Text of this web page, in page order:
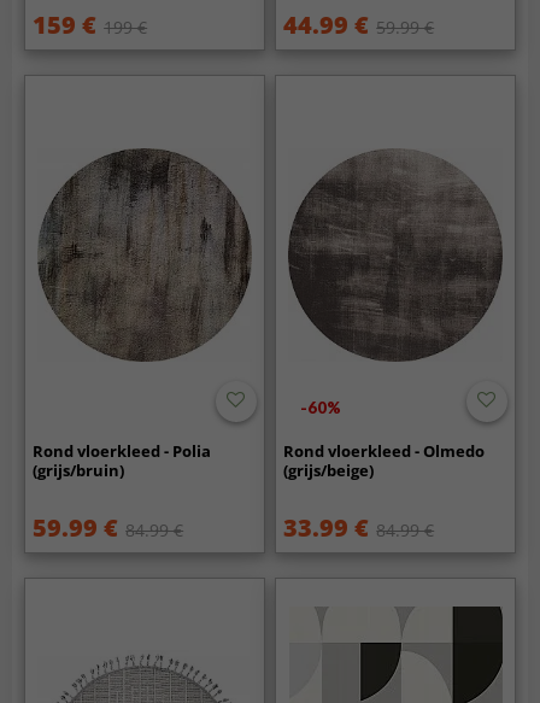
159 € 199 € 44.99 € 59.99 €
Rond vloerkleed - Polia
(grijs/bruin)
59.99 € 84.99 €
-60%
Rond vloerkleed - Olmedo
(grijs/beige)
33.99 € 84.99 €